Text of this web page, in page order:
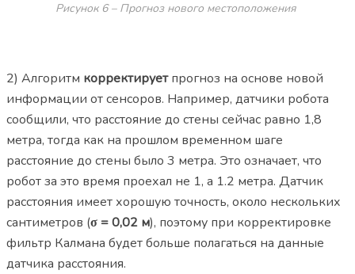
Рисунок 6 – Прогноз нового местоположения
2) Алгоритм корректируетпрогноз на основе новой
информации от сенсоров. Например, датчики робота
сообщили, что расстояние до стены сейчас равно 1,8
метра, тогда как на прошлом временном шаге
расстояние до стены было 3 метра. Это означает, что
робот за это время проехал не 1, а 1.2 метра. Датчик
расстояния имеет хорошую точность, около нескольких
сантиметров (σ = 0,02 м), поэтому при корректировке
фильтр Калмана будет больше полагаться на данные
датчика расстояния.